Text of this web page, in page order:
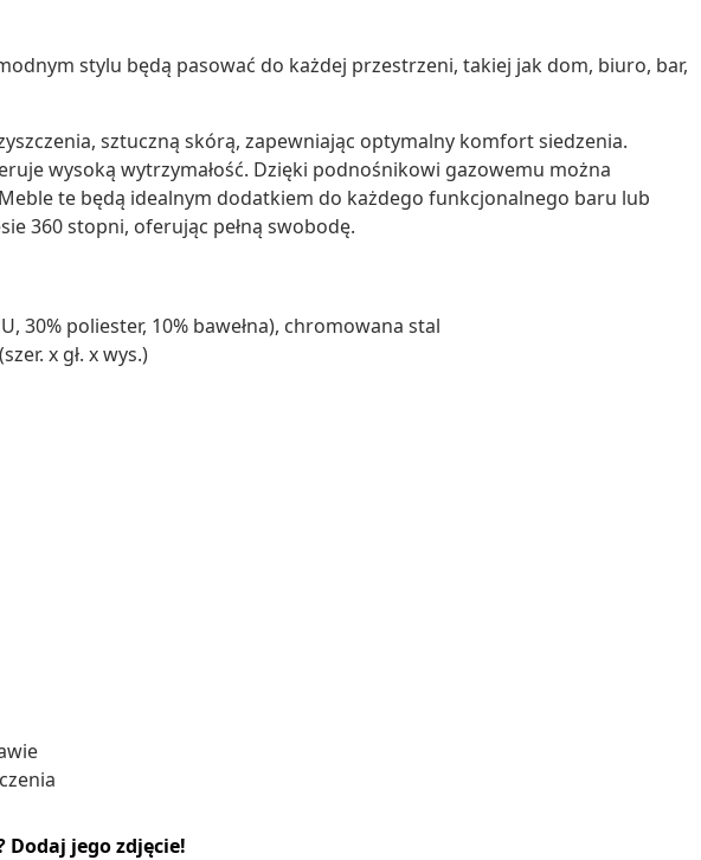
stylu będą pasować do każdej przestrzeni, takiej jak dom, biuro, bar,
sztuczną skórą, zapewniając optymalny komfort siedzenia.
wysoką wytrzymałość. Dzięki podnośnikowi gazowemu można
te będą idealnym dodatkiem do każdego funkcjonalnego baru lub
360 stopni, oferując pełną swobodę.
30% poliester, 10% bawełna), chromowana stal
x gł. x wys.)
Dodaj jego zdjęcie!